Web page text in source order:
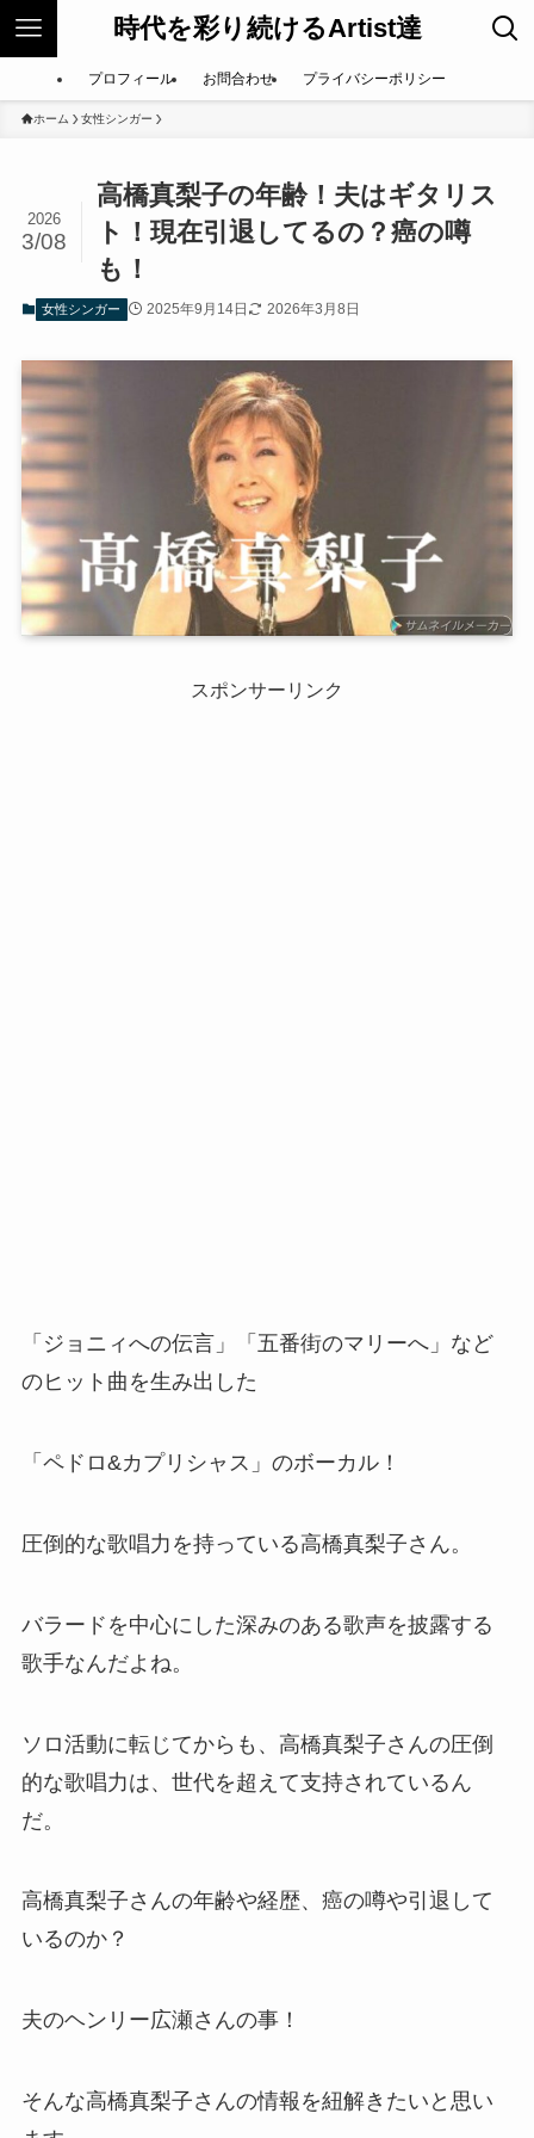
時代を彩り続けるArtist達
プロフィール お問合わせ プライバシーポリシー
ホーム 女性シンガー
高橋真梨子の年齢！夫はギタリス
ト！現在引退してるの？癌の噂
も！
2026
3/08
女性シンガー 2025年9月14日 2026年3月8日
スポンサーリンク
「ジョニィへの伝言」「五番街のマリーへ」など
のヒット曲を生み出した
「ペドロ&カプリシャス」のボーカル！
圧倒的な歌唱力を持っている高橋真梨子さん。
バラードを中心にした深みのある歌声を披露する
歌手なんだよね。
ソロ活動に転じてからも、高橋真梨子さんの圧倒
的な歌唱力は、世代を超えて支持されているん
だ。
高橋真梨子さんの年齢や経歴、癌の噂や引退して
いるのか？
夫のヘンリー広瀬さんの事！
そんな高橋真梨子さんの情報を紐解きたいと思い